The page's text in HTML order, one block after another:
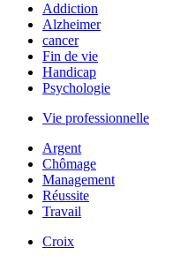
Addiction
Alzheimer
cancer
Fin de vie
Handicap
Psychologie
Vie professionnelle
Argent
Chômage
Management
Réussite
Travail
Croix